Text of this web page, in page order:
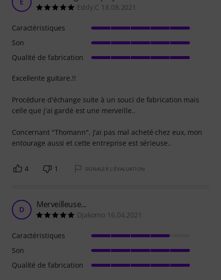
Eddy.C 18.08.2021
Excellente guitare.!!
Procédure d'échange suite à un souci de fabrication mais
celle que j'ai gardé est une merveille..
Concernant "Thomann", j'ai pas mal acheté chez eux, mon
entourage aussi et cette entreprise est sérieuse..
Caractéristiques
Son
Qualité de fabrication
4 1 SIGNALER L'ÉVALUATION
D Merveilleuse...
Djakomo 16.04.2021
Caractéristiques
Son
Qualité de fabrication